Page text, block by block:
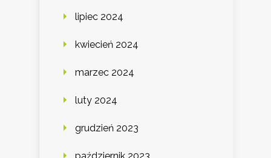
lipiec 2024
kwiecień 2024
marzec 2024
luty 2024
grudzień 2023